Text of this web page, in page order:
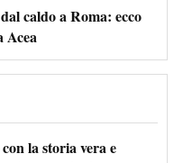
caldo a Roma: ecco
Acea
la storia vera e